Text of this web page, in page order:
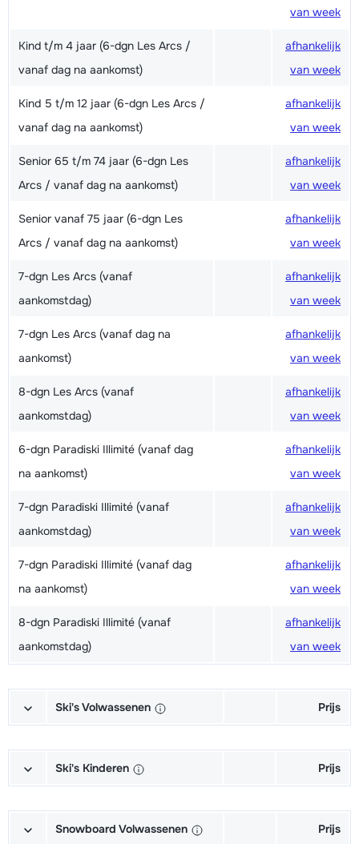
van week
Kind t/m 4 jaar (6-dgn Les Arcs /
vanaf dag na aankomst)
afhankelijk
van week
Kind 5 t/m 12 jaar (6-dgn Les Arcs /
vanaf dag na aankomst)
afhankelijk
van week
Senior 65 t/m 74 jaar (6-dgn Les
Arcs / vanaf dag na aankomst)
afhankelijk
van week
Senior vanaf 75 jaar (6-dgn Les
Arcs / vanaf dag na aankomst)
afhankelijk
van week
7-dgn Les Arcs (vanaf
aankomstdag)
afhankelijk
van week
7-dgn Les Arcs (vanaf dag na
aankomst)
afhankelijk
van week
8-dgn Les Arcs (vanaf
aankomstdag)
afhankelijk
van week
6-dgn Paradiski Illimité (vanaf dag
na aankomst)
afhankelijk
van week
7-dgn Paradiski Illimité (vanaf
aankomstdag)
afhankelijk
van week
7-dgn Paradiski Illimité (vanaf dag
na aankomst)
afhankelijk
van week
8-dgn Paradiski Illimité (vanaf
aankomstdag)
afhankelijk
van week
Ski's Volwassenen Prijs
Schoenen + Stokken (6/7 dagen)
van week
Stokken (6/7 dagen)
van week
Ski's Kinderen Prijs
Schoenen + Stokken (6/7 dagen)
van week
Snowboard Volwassenen Prijs